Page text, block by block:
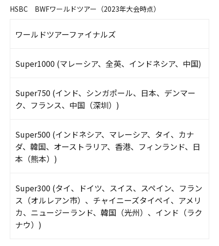
HSBC BWFワールドツアー（2023年大会時点）
ワールドツアーファイナルズ
Super1000 (マレーシア、全英、インドネシア、中国)
Super750 (インド、シンガポール、日本、デンマー
ク、フランス、中国（深圳）)
Super500 (インドネシア、マレーシア、タイ、カナ
ダ、韓国、オーストラリア、香港、フィンランド、日
本（熊本）)
Super300 (タイ、ドイツ、スイス、スペイン、フラン
ス（オルレアン市）、チャイニーズタイペイ、アメリ
カ、ニュージーランド、韓国（光州）、インド（ラク
ナウ）)